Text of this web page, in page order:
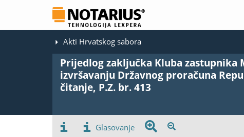
Akti Hrvatskog sabora
Prijedlog zaključka Kluba zastupnika
izvršavanju Državnog proračuna
čitanje, P.Z. br. 413
Glasovanje